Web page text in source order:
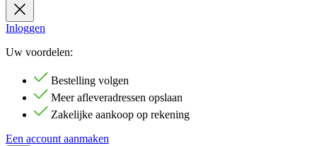
Inloggen
Uw voordelen:
Bestelling volgen
Meer afleveradressen opslaan
Zakelijke aankoop op rekening
Een account aanmaken